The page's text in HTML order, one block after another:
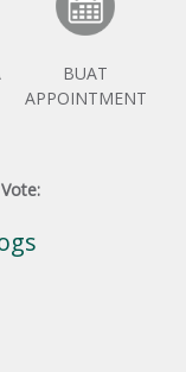
BUAT
APPOINTMENT